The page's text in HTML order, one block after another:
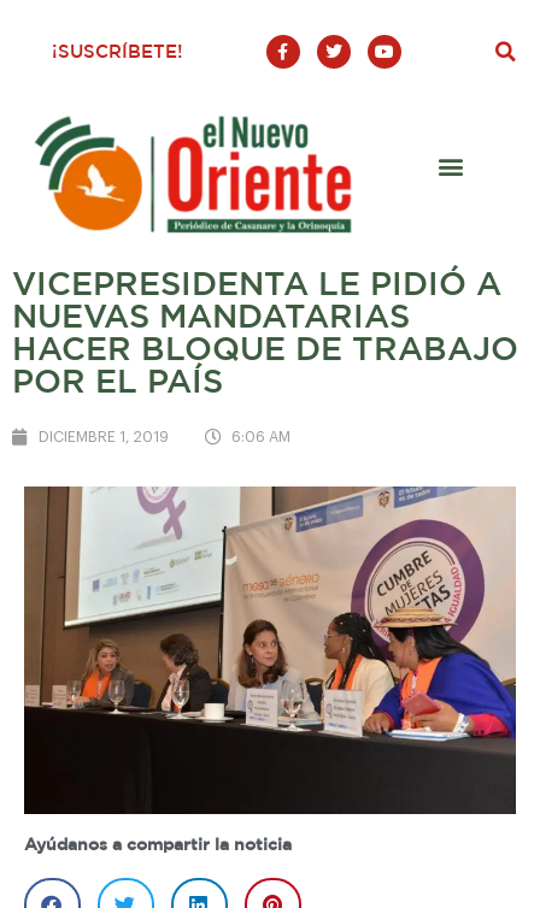
¡SUSCRÍBETE!
F
a
c
o
o
-
T
w
i
Y
o
u
VICEPRESIDENTA LE PIDIÓ A
NUEVAS MANDATARIAS
HACER BLOQUE DE TRABAJO
POR EL PAÍS
DICIEMBRE 1, 2019 6:06 AM
Ayúdanos a compartir la noticia